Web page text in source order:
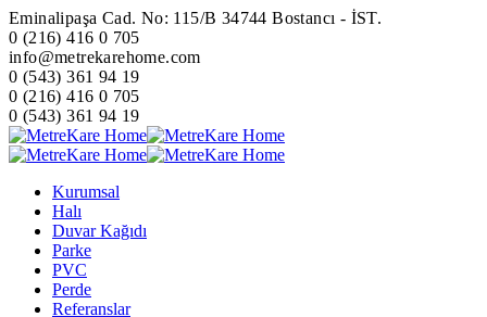
Eminalipaşa Cad. No: 115/B 34744 Bostancı - İST.
0 (216) 416 0 705
info@metrekarehome.com
0 (543) 361 94 19
0 (216) 416 0 705
0 (543) 361 94 19
Kurumsal
Halı
Duvar Kağıdı
Parke
PVC
Perde
Referanslar